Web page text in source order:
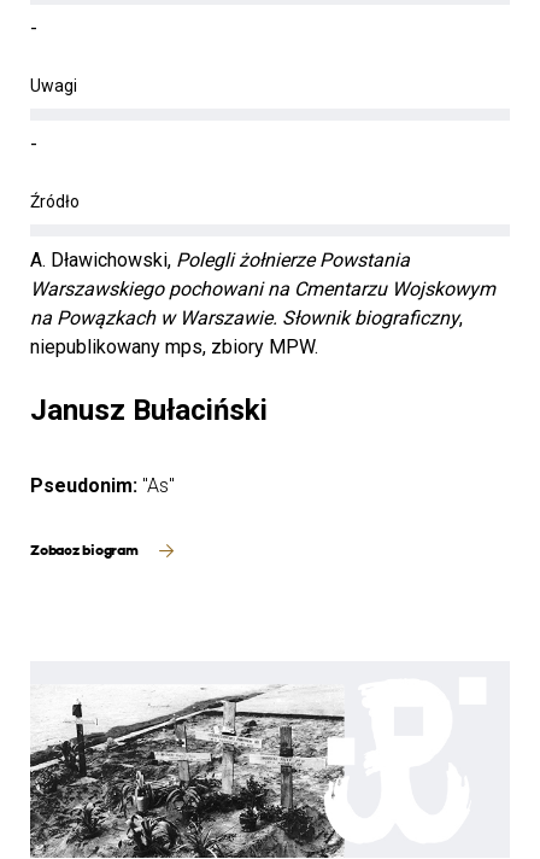
-
Uwagi
-
Źródło
A. Dławichowski, Polegli żołnierze Powstania
Warszawskiego pochowani na Cmentarzu Wojskowym
na Powązkach w Warszawie. Słownik biograficzny,
niepublikowany mps, zbiory MPW.
Janusz Bułaciński
Pseudonim: "As"
Zobacz biogram